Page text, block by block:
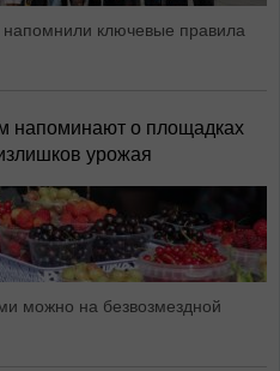
ключевые правила
напоминают о площадках
урожая
можно на безвозмездной